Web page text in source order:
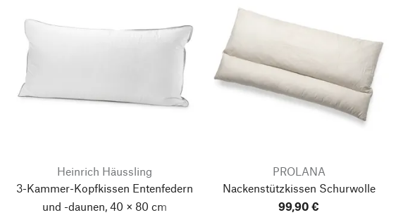
Heinrich Häussling
3-Kammer-Kopfkissen Entenfedern
und -daunen, 40 × 80 cm
PROLANA
Nackenstützkissen Schurwolle
99,90 €